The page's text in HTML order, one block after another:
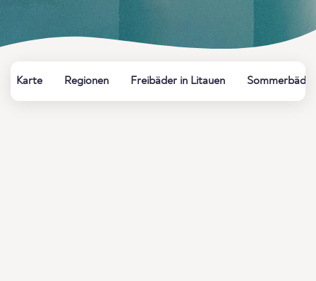
Karte Regionen Freibäder in Litauen